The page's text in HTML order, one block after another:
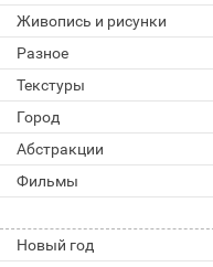
Живопись и рисунки
Разное
Текстуры
Город
Абстракции
Фильмы
Новый год